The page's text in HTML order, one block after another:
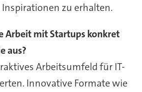
zu erhalten.
Arbeit mit Startups konkret
aus?
Arbeitsumfeld für IT-
Innovative Formate wie